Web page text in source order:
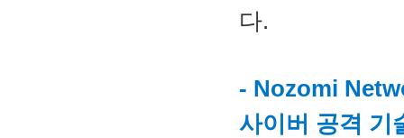
다.
- Nozomi
사이버 공격 기